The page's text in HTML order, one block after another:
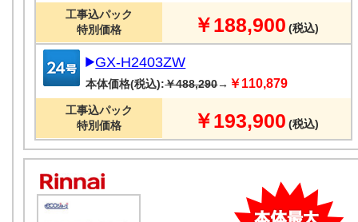
工事込パック
特別価格
￥188,900 (税込)
GX-H2403ZW
本体価格(税込):￥488,290→ ￥110,879
工事込パック
特別価格
￥193,900 (税込)